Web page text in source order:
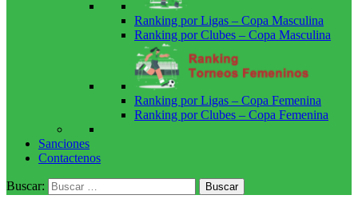
Ranking por Ligas – Copa Masculina
Ranking por Clubes – Copa Masculina
Ranking por Ligas – Copa Femenina
Ranking por Clubes – Copa Femenina
Sanciones
Contactenos
Buscar: